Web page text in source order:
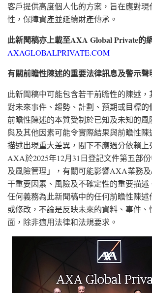
客戶提供高度個人化的方案，旨在應對
性，保障資產並延續財產傳承。
此新聞稿亦上載至AXA Global Private的
AXAGLOBALPRIVATE.COM
有關前瞻性陳述的重要法律訊息及警示聲
此新聞稿中可能包含若干前瞻性的陳述
對未來事件、趨勢、計劃、預期或目標
前瞻性陳述的本質受制於已知及未知的風
與及其他因素可能令實際結果與前瞻性陳
描述出現重大差異，閣下不應過分依賴上
AXA於2025年12月31日登記文件第五部
及風險管理」，有關可能影響AXA業務
干重要因素、風險及不確定性的重要描
任何義務為此新聞稿中的任何前瞻性陳
或修改，不論是反映未來的資料、事件、
面，除非適用法律和法規要求。